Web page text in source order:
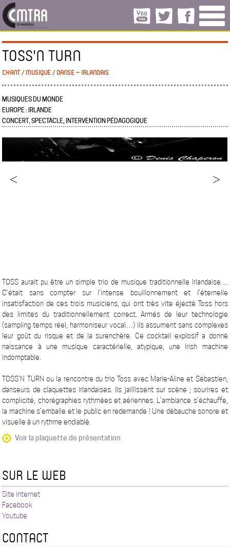
TOSS'N TURN
CHANT / MUSIQUE / DANSE – IRLANDAIS
MUSIQUES DU MONDE
EUROPE : IRLANDE
CONCERT, SPECTACLE, INTERVENTION PÉDAGOGIQUE
< >
TOSS aurait pu être un simple trio de musique traditionnelle Irlandaise…
C’était sans compter sur l’intense bouillonnement et l’éternelle
insatisfaction de ces trois musiciens, qui ont très vite éjecté Toss hors
des limites du traditionnellement correct. Armés de leur technologie
(sampling temps réel, harmoniseur vocal…) ils assument sans complexes
leur goût du risque et de la surenchère. Ce cocktail explosif a donné
naissance à une musique caractérielle, atypique, une Irish machine
indomptable.
TOSS’N TURN ou la rencontre du trio Toss avec Marie-Aline et Sébastien,
danseurs de claquettes irlandaises. Ils jaillissent sur scène ; sourires et
complicité, chorégraphies rythmées et aériennes. L’ambiance s’échauffe,
la machine s’emballe et le public en redemande ! Une débauche sonore et
visuelle à un rythme endiablé.
Voir la plaquette de présentation
SUR LE WEB
Site internet
Facebook
Youtube
CONTACT